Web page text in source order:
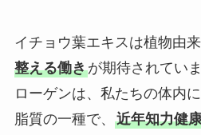
イチョウ葉エキスは植物由来
整える働きが期待されてい
ローゲンは、私たちの体内
脂質の一種で、 近年知力健